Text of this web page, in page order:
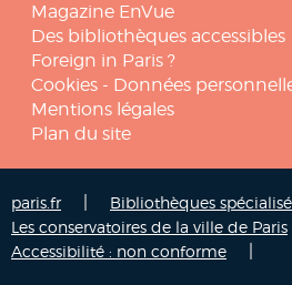
Magazine EnVue
Des bibliothèques accessibles
Foreign in Paris ?
Cookies - Données
Mentions légales
Plan du site
paris.fr Bibliothèques
Les conservatoires de la ville de Paris
Accessibilité : non conforme